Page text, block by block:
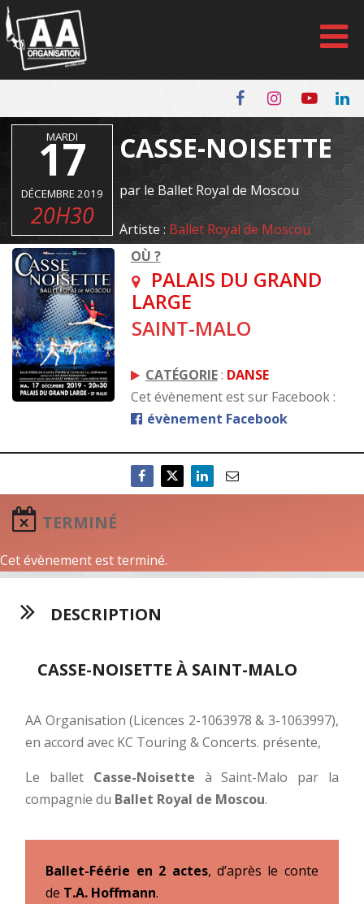
Panneau de gestion des cookies
MARDI
17
DÉCEMBRE 2019
20H30
CASSE-NOISETTE
par le Ballet Royal de Moscou
Artiste : Ballet Royal de Moscou
OÙ ?
PALAIS DU GRAND
LARGE
SAINT-MALO
CATÉGORIE: DANSE
Cet évènement est sur Facebook :
évènement Facebook
TERMINÉ
Cet évènement est terminé.
DESCRIPTION
CASSE-NOISETTE À SAINT-MALO
AA Organisation (Licences 2-1063978 & 3-1063997),
en accord avec KC Touring & Concerts. présente,
Le ballet Casse-Noisette à Saint-Malo par la
compagnie du Ballet Royal de Moscou.
Ballet-Féérie en 2 actes, d’après le conte
de T.A. Hoffmann.